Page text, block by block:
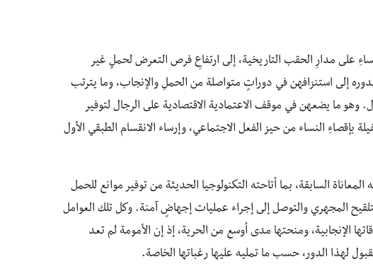
على مدارِ الحقب التاريخية، إلى ارتفاعِ فرص التعرض لحملٍ غير
إلى استنزافهن في دوراتٍ متواصلة من الحملِ والإنجاب، وما يترتب
وهو ما يضعهن في موقف الاعتمادية الاقتصادية على الرجال لتوفير
بإقصاءِ النساء من حيز الفعل الاجتماعي، وإرساء الانقسام الطبقي الأول
السابقة، بما أتاحته التكنولوجيا الحديثة من توفير موانع للحمل
المجهري والتوصل إلى إجراء عمليات إجهاضٍ آمنة. وكل تلك العوامل
الإنجابية، ومنحتها مدى أوسع من الحرية، إذ إن الأمومة لم تعد
لهذا الدور، حسب ما تمليه عليها رغباتها الخاصة.